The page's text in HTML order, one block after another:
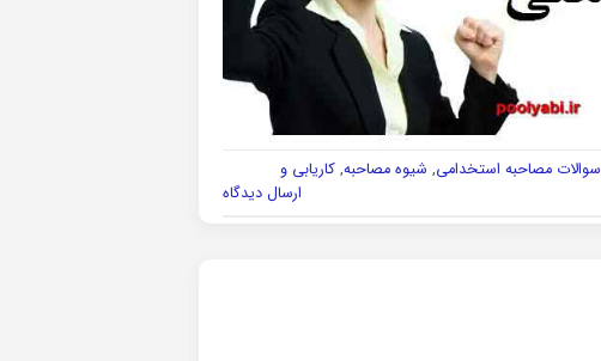
سوالات مصاحبه استخدامی, شیوه مصاحبه,کاریابی و
ارسال دیدگاه